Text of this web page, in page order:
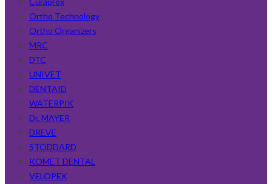
Ortho Technology
Ortho Organizers
MRC
DTC
UNIVET
DENTAID
WATERPIK
Dr. MAYER
DREVE
STODDARD
KOMET DENTAL
VELOPEX